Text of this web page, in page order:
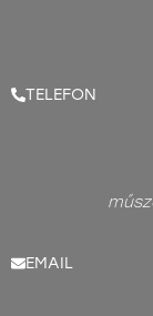
TELEFON
EMAIL